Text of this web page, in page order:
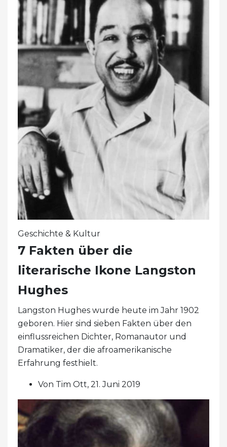
Geschichte & Kultur
7 Fakten über die
literarische Ikone Langston
Hughes
Langston Hughes wurde heute im Jahr 1902
geboren. Hier sind sieben Fakten über den
einflussreichen Dichter, Romanautor und
Dramatiker, der die afroamerikanische
Erfahrung festhielt.
Von Tim Ott, 21. Juni 2019